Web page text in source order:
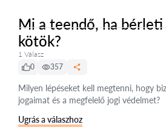
Mi a teendő, ha bérleti
kötök?
1 Válasz
0
357
Milyen lépéseket kell megtenni, hogy
jogaimat és a megfelelő jogi védelmet?
Ugrás a válaszhoz